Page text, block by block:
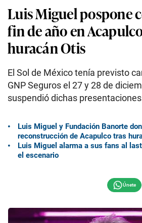
Luis Miguel pospone
fin de año en
huracán Otis
El Sol de México tenía previsto
GNP Seguros el 27 y 28 de
suspendió dichas
Luis Miguel y Fundación Banorte
reconstrucción de Acapulco tras
Luis Miguel alarma a sus fans al
el escenario